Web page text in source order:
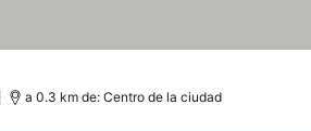
a 0.3 km de: Centro de la ciudad